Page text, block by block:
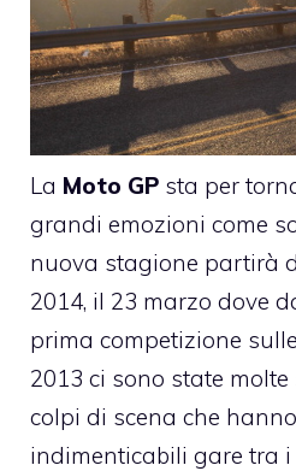
La Moto GP sta per
grandi emozioni come
nuova stagione partirà
2014, il 23 marzo dove
prima competizione
2013 ci sono state
colpi di scena che
indimenticabili gare tra